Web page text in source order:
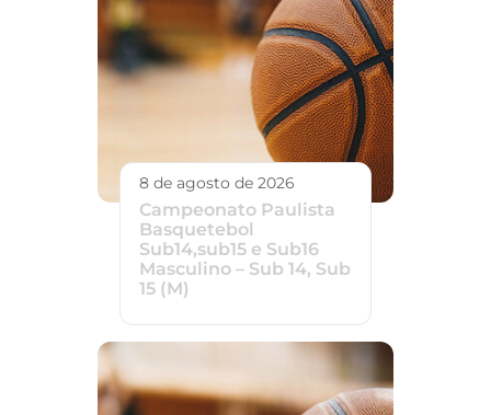
8 de agosto de 2026
Campeonato Paulista
Basquetebol
Sub14,sub15 e Sub16
Masculino – Sub 14, Sub
15 (M)